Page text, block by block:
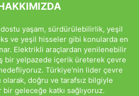
yaşam, sürdürülebilirlik, yeşil
ve yeşil hisseler gibi konularda en
Elektrikli araçlardan yenilenebilir
bir yelpazede içerik üreterek çevre
Türkiye'nin lider çevre
doğru ve tarafsız bilgiyle
geleceğe katkı sağlıyoruz.